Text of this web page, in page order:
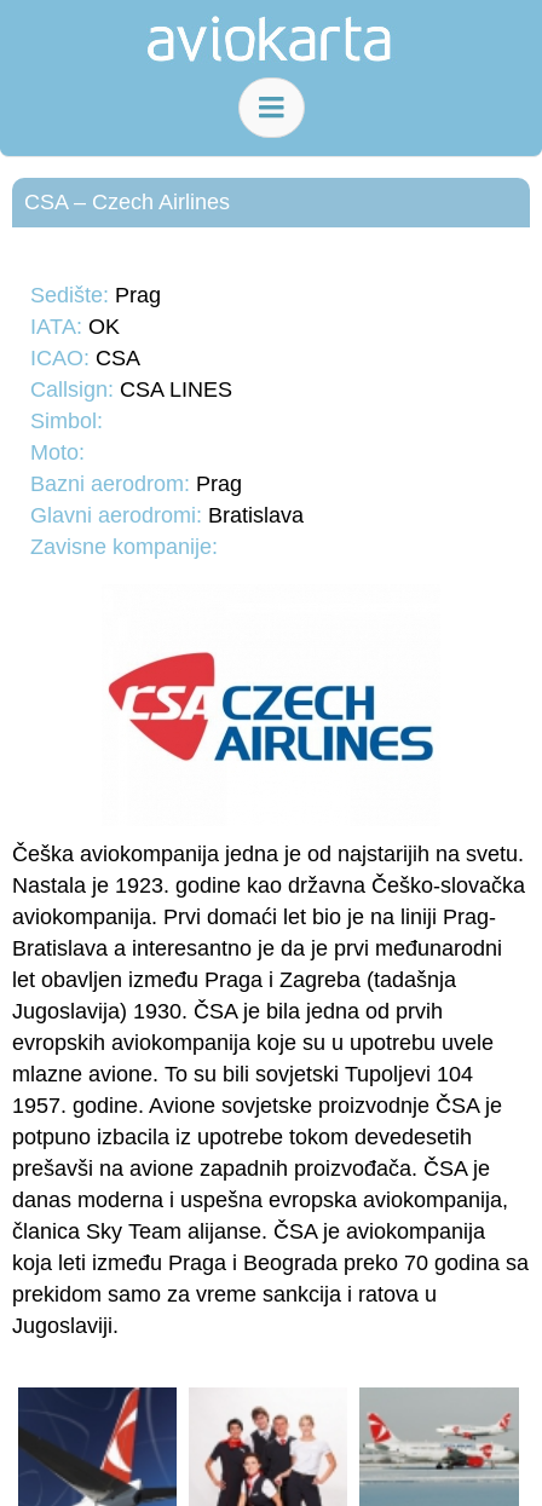
CSA – Czech Airlines
Sedište: Prag
IATA: OK
ICAO: CSA
Callsign: CSA LINES
Simbol:
Moto:
Bazni aerodrom: Prag
Glavni aerodromi: Bratislava
Zavisne kompanije:
Češka aviokompanija jedna je od najstarijih na svetu.
Nastala je 1923. godine kao državna Češko-slovačka
aviokompanija. Prvi domaći let bio je na liniji Prag-
Bratislava a interesantno je da je prvi međunarodni
let obavljen između Praga i Zagreba (tadašnja
Jugoslavija) 1930. ČSA je bila jedna od prvih
evropskih aviokompanija koje su u upotrebu uvele
mlazne avione. To su bili sovjetski Tupoljevi 104
1957. godine. Avione sovjetske proizvodnje ČSA je
potpuno izbacila iz upotrebe tokom devedesetih
prešavši na avione zapadnih proizvođača. ČSA je
danas moderna i uspešna evropska aviokompanija,
članica Sky Team alijanse. ČSA je aviokompanija
koja leti između Praga i Beograda preko 70 godina sa
prekidom samo za vreme sankcija i ratova u
Jugoslaviji.